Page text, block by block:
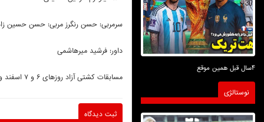
سرمربی: حسن رنگرز مربی: حسن حسین
داور: فرشید میرهاشمی
مسابقات کشتی آزاد روزهای ۶ و ۷ اسفند و مسابقات کشتی فرنگی روزهای ۸ لغایت ۱۰ اسفندماه برگزار می شود.
ثبت دیدگاه
4سال قبل همین موقع
نوستالژی